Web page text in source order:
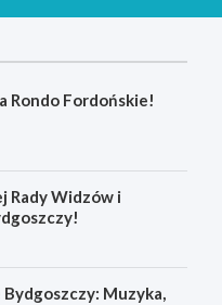
Rondo Fordońskie!
Rady Widzów i
Muzyka,